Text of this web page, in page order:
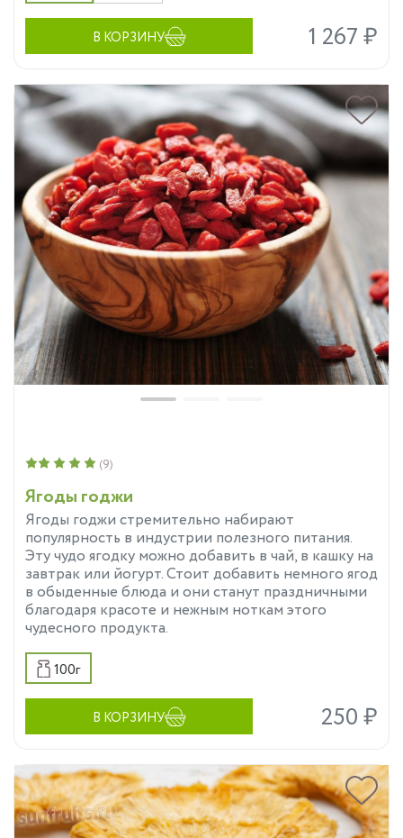
В КОРЗИНУ 1 267 ₽
Ягоды годжи
Ягоды годжи стремительно набирают
популярность в индустрии полезного питания.
Эту чудо ягодку можно добавить в чай, в кашку на
завтрак или йогурт. Стоит добавить немного ягод
в обыденные блюда и они станут праздничными
благодаря красоте и нежным ноткам этого
чудесного продукта.
(9)
100г
В КОРЗИНУ 250 ₽